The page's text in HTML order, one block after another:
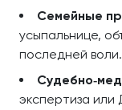
Семейные
усыпальнице,
последней воли.
экспертиза или